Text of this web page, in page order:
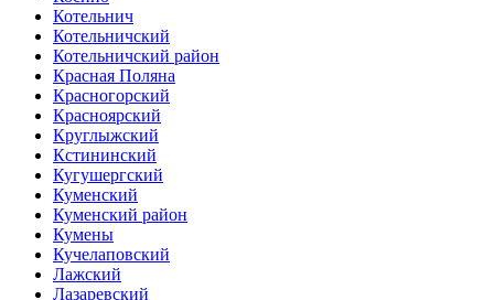
Котельнич
Котельничский
Котельничский район
Красная Поляна
Красногорский
Красноярский
Круглыжский
Кстининский
Кугушергский
Куменский
Куменский район
Кумены
Кучелаповский
Лажский
Лазаревский